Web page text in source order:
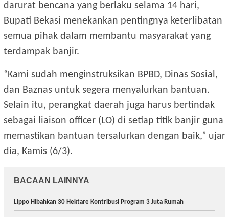
darurat bencana yang berlaku selama 14 hari,
Bupati Bekasi menekankan pentingnya keterlibatan
semua pihak dalam membantu masyarakat yang
terdampak banjir.
“Kami sudah menginstruksikan BPBD, Dinas Sosial,
dan Baznas untuk segera menyalurkan bantuan.
Selain itu, perangkat daerah juga harus bertindak
sebagai liaison officer (LO) di setiap titik banjir guna
memastikan bantuan tersalurkan dengan baik,” ujar
dia, Kamis (6/3).
BACAAN LAINNYA
Lippo Hibahkan 30 Hektare Kontribusi Program 3 Juta Rumah